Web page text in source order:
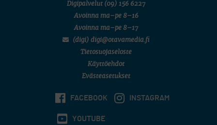
Digipalvelut (09) 156 6227
Avoinna ma–pe 8–16
Avoinna ma–pe 8–17
(digi) digi@otavamedia.fi
Tietosuojaseloste
Käyttöehdot
Evästeasetukset
FACEBOOK INSTAGRAM
YOUTUBE